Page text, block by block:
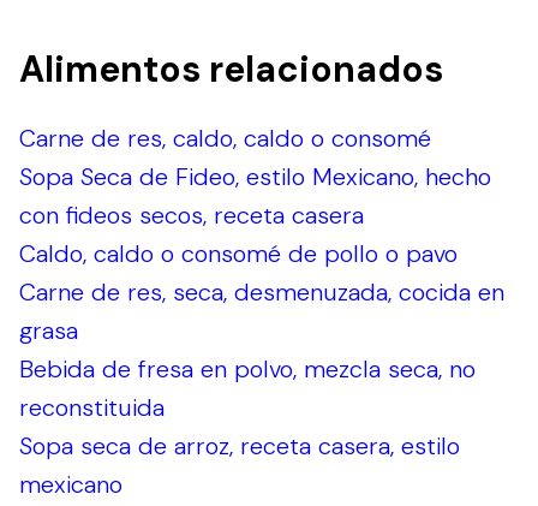
Alimentos relacionados
Carne de res, caldo, caldo o consomé
Sopa Seca de Fideo, estilo Mexicano, hecho
con fideos secos, receta casera
Caldo, caldo o consomé de pollo o pavo
Carne de res, seca, desmenuzada, cocida en
grasa
Bebida de fresa en polvo, mezcla seca, no
reconstituida
Sopa seca de arroz, receta casera, estilo
mexicano